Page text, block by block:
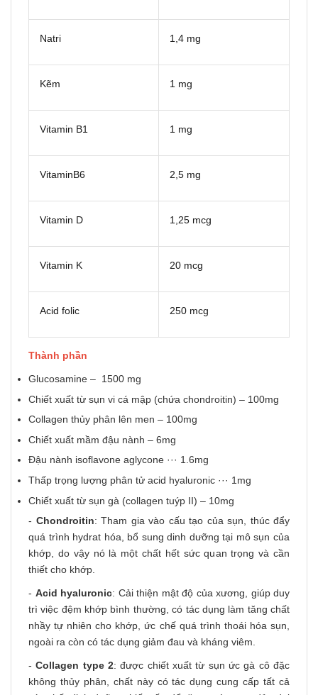
Natri 1,4 mg
Kẽm 1 mg
Vitamin B1 1 mg
VitaminB6 2,5 mg
Vitamin D 1,25 mcg
Vitamin K 20 mcg
Acid folic 250 mcg
Thành phần
Glucosamine – 1500 mg
Chiết xuất từ sụn vi cá mập (chứa chondroitin) – 100mg
Collagen thủy phân lên men – 100mg
Chiết xuất mầm đậu nành – 6mg
Đậu nành isoflavone aglycone ··· 1.6mg
Thấp trọng lượng phân tử acid hyaluronic ··· 1mg
Chiết xuất từ sụn gà (collagen tuýp II) – 10mg
- Chondroitin: Tham gia vào cấu tạo của sụn, thúc đẩy
quá trình hydrat hóa, bổ sung dinh dưỡng tại mô sụn của
khớp, do vậy nó là một chất hết sức quan trọng và cần
thiết cho khớp.
- Acid hyaluronic: Cải thiện mật độ của xương, giúp duy
trì việc đệm khớp bình thường, có tác dụng làm tăng chất
nhầy tự nhiên cho khớp, ức chế quá trình thoái hóa sụn,
ngoài ra còn có tác dụng giảm đau và kháng viêm.
-Collagen type 2: được chiết xuất từ sụn ức gà cô đặc
không thủy phân, chất này có tác dụng cung cấp tất cả